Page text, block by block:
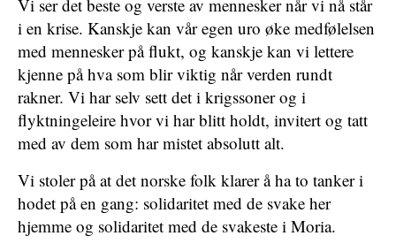
Vi ser det beste og verste av mennesker når vi nå står
i en krise. Kanskje kan vår egen uro øke medfølelsen
med mennesker på flukt, og kanskje kan vi lettere
kjenne på hva som blir viktig når verden rundt
rakner. Vi har selv sett det i krigssoner og i
flyktningeleire hvor vi har blitt holdt, invitert og tatt
med av dem som har mistet absolutt alt.
Vi stoler på at det norske folk klarer å ha to tanker i
hodet på en gang: solidaritet med de svake her
hjemme og solidaritet med de svakeste i Moria.